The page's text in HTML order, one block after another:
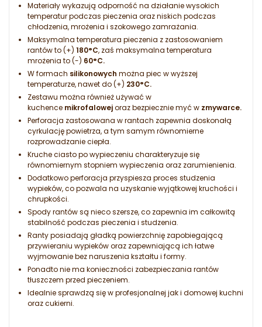
Materiały wykazują odporność na działanie wysokich
temperatur podczas pieczenia oraz niskich podczas
chłodzenia, mrożenia i szokowego zamrażania.
Maksymalna temperatura pieczenia z zastosowaniem
rantów to (+) 180°C, zaś maksymalna temperatura
mrożenia to (-) 60°C.
W formach silikonowych można piec w wyższej
temperaturze, nawet do (+) 230°C.
Zestawu można również używać w
kuchence mikrofalowejoraz bezpiecznie myć w zmywarce.
Perforacja zastosowana w rantach zapewnia doskonałą
cyrkulację powietrza, a tym samym równomierne
rozprowadzanie ciepła.
Kruche ciasto po wypieczeniu charakteryzuje się
równomiernym stopniem wypieczenia oraz zarumienienia.
Dodatkowo perforacja przyspiesza proces studzenia
wypieków, co pozwala na uzyskanie wyjątkowej kruchości i
chrupkości.
Spody rantów są nieco szersze, co zapewnia im całkowitą
stabilność podczas pieczenia i studzenia.
Ranty posiadają gładką powierzchnię zapobiegającą
przywieraniu wypieków oraz zapewniającą ich łatwe
wyjmowanie bez naruszenia kształtu i formy.
Ponadto nie ma konieczności zabezpieczania rantów
tłuszczem przed pieczeniem.
Idealnie sprawdzą się w profesjonalnej jak i domowej kuchni
oraz cukierni.